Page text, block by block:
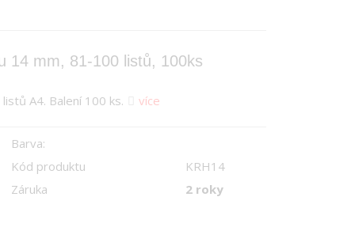
14 mm, 81-100 listů, 100ks
A4. Balení 100 ks. více
Barva:
Kód produktu
KRH14
Záruka
2 roky